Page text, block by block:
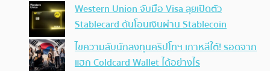
Western Union จับมือ Visa ลุยเปิดตัว
Stablecard ดันโอนเงินผ่าน Stablecoin
ไขความลับนักลงทุนคริปโทฯ เกาหลีใต้! รอดจาก
แฮก Coldcard Wallet ได้อย่างไร